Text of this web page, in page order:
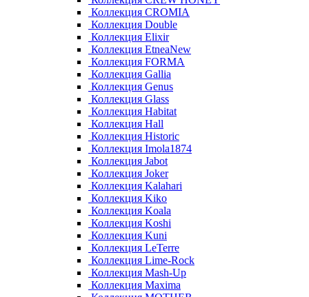
Коллекция CROMIA
Коллекция Double
Коллекция Elixir
Коллекция EtneaNew
Коллекция FORMA
Коллекция Gallia
Коллекция Genus
Коллекция Glass
Коллекция Habitat
Коллекция Hall
Коллекция Historic
Коллекция Imola1874
Коллекция Jabot
Коллекция Joker
Коллекция Kalahari
Коллекция Kiko
Коллекция Koala
Коллекция Koshi
Коллекция Kuni
Коллекция LeTerre
Коллекция Lime-Rock
Коллекция Mash-Up
Коллекция Maxima